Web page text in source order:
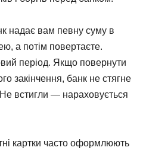
надає вам певну суму в
а потім повертаєте.
період. Якщо повернути
закінчення, банк не стягне
Не встигли — нараховується
картки часто оформлюють